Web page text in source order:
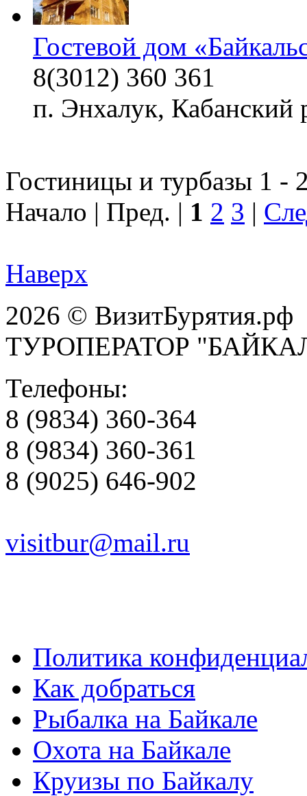
Гостевой дом
8(3012) 360 361
п. Энхалук, Кабанский
Гостиницы и турбазы 1 -
Начало | Пред. | 1 2 3 |
Наверх
2026 © ВизитБурятия.рф
ТУРОПЕРАТОР
Телефоны:
8 (9834) 360-364
8 (9834) 360-361
8 (9025) 646-902
visitbur@mail.ru
Политика
Как добраться
Рыбалка на Байкале
Охота на Байкале
Круизы по Байкалу